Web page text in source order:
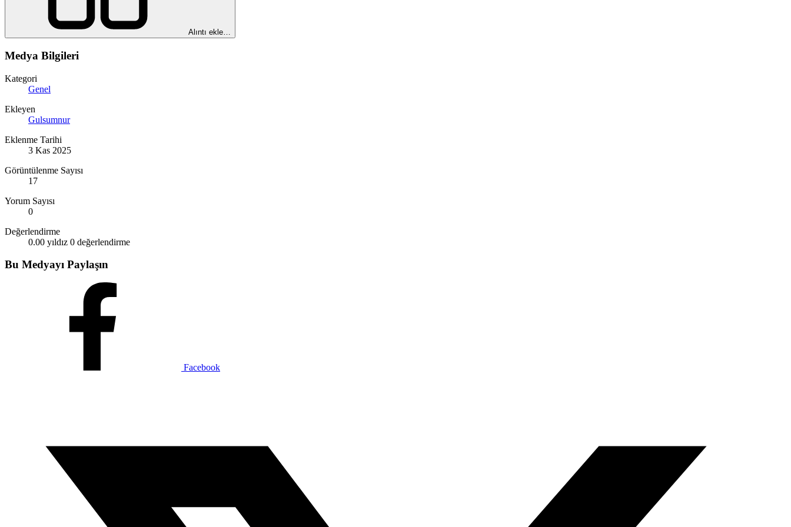
Alıntı ekle…
Medya Bilgileri
Kategori
Genel
Ekleyen
Gulsumnur
Eklenme Tarihi
3 Kas 2025
Görüntülenme Sayısı
17
Yorum Sayısı
0
Değerlendirme
0.00 yıldız 0 değerlendirme
Bu Medyayı Paylaşın
Facebook